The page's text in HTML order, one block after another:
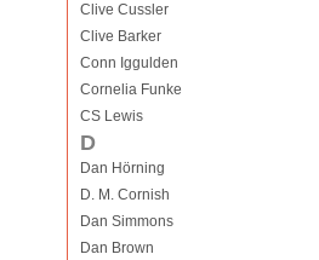
Clive Cussler
Clive Barker
Conn Iggulden
Cornelia Funke
CS Lewis
D
Dan Hörning
D. M. Cornish
Dan Simmons
Dan Brown